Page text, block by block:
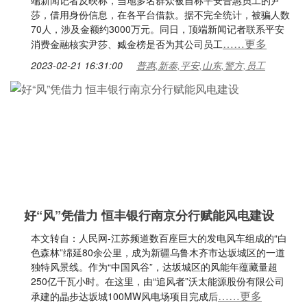
莎，借用身份信息，在各平台借款。据不完全统计，被骗人数
70人，涉及金额约3000万元。同日，顶端新闻记者联系平安
消费金融核实尹莎、臧金榜是否为其公司员工……更多
2023-02-21 16:31:00 普惠,新泰,平安,山东,警方,员工
好“风”凭借力 恒丰银行南京分行赋能风电建设
本文转自：人民网-江苏频道数百座巨大的发电风车组成的“白
色森林”绵延80余公里，成为新疆乌鲁木齐市达坂城区的一道
独特风景线。作为“中国风谷”，达坂城区的风能年蕴藏量超
250亿千瓦小时。在这里，由“追风者”沃太能源股份有限公司
承建的晶步达坂城100MW风电场项目完成后……更多